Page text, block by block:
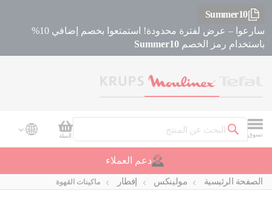
Summer10
سارعوا – عرض لفترة محدودة! استمتعوا بخصم إضافي 10%
باستخدام رمز الخصم Summer10
تسوق
بحث
سلة
السلة
دعم العملاء
الصفحة الرئيسية مولينكس إفطار ماكينات القهوة